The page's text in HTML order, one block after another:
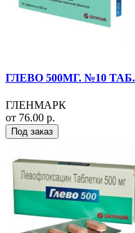
ГЛЕВО 500МГ. №10
ГЛЕНМАРК
от 76.00 р.
Под заказ